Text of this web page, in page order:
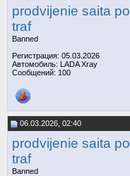
prodvijenie saita po
traf
Banned
Регистрация: 05.03.2026
Автомобиль: LADA Xray
Сообщений: 100
06.03.2026, 02:40
prodvijenie saita po
traf
Banned